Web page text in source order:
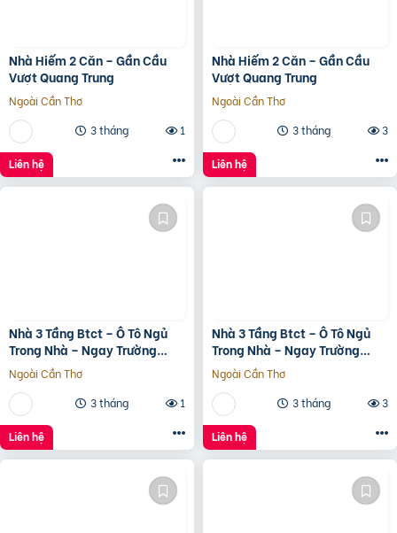
Nhà Hiếm 2 Căn – Gần Cầu
Vượt Quang Trung
Ngoài Cần Thơ
3 tháng
1
Liên hệ
Nhà Hiếm 2 Căn – Gần Cầu
Vượt Quang Trung
Ngoài Cần Thơ
3 tháng
3
Liên hệ
Nhà 3 Tầng Btct – Ô Tô Ngủ
Trong Nhà – Ngay Trường
Chinh
Ngoài Cần Thơ
3 tháng
1
Liên hệ
Nhà 3 Tầng Btct – Ô Tô Ngủ
Trong Nhà – Ngay Trường
Chinh
Ngoài Cần Thơ
3 tháng
3
Liên hệ